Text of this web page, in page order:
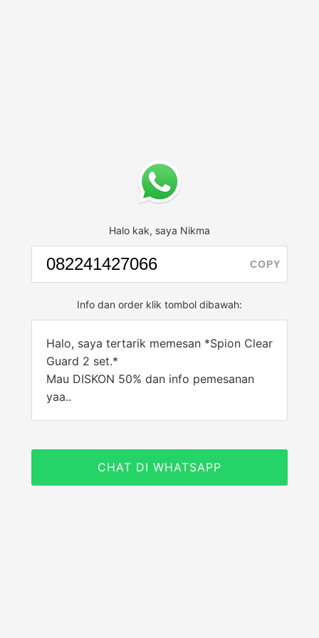
Halo kak, saya Nikma
COPY
Info dan order klik tombol dibawah:
Halo, saya tertarik memesan *Spion Clear
Guard 2 set.*
Mau DISKON 50% dan info pemesanan
yaa..
CHAT DI WHATSAPP